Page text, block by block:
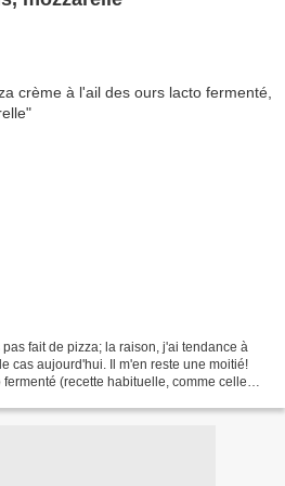
fait de pizza; la raison, j'ai tendance à
cas aujourd'hui. Il m'en reste une moitié!
(recette habituelle, comme celle